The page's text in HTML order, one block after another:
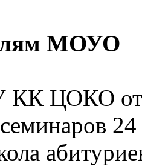
МОУО
КК ЦОКО